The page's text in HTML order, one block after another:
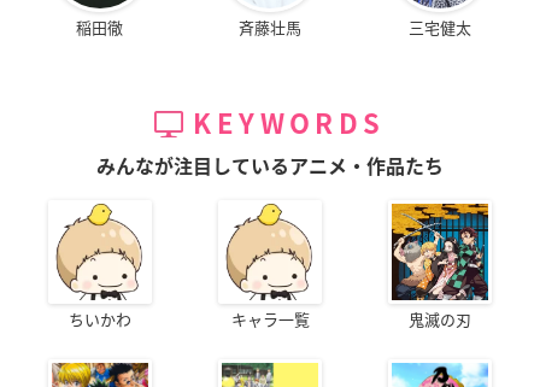
稲田徹 斉藤壮馬 三宅健太
KEYWORDS
みんなが注目しているアニメ・作品たち
ちいかわ キャラ一覧 鬼滅の刃